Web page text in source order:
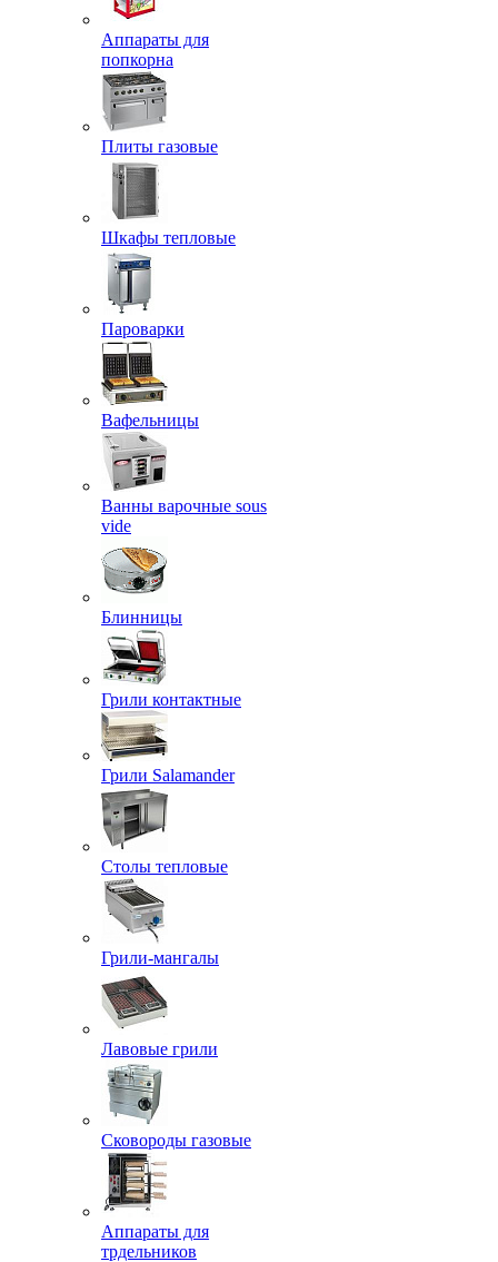
Аппараты для
попкорна
Плиты газовые
Шкафы тепловые
Пароварки
Вафельницы
Ванны варочные sous
vide
Блинницы
Грили контактные
Грили Salamander
Столы тепловые
Грили-мангалы
Лавовые грили
Сковороды газовые
Аппараты для
трдельников